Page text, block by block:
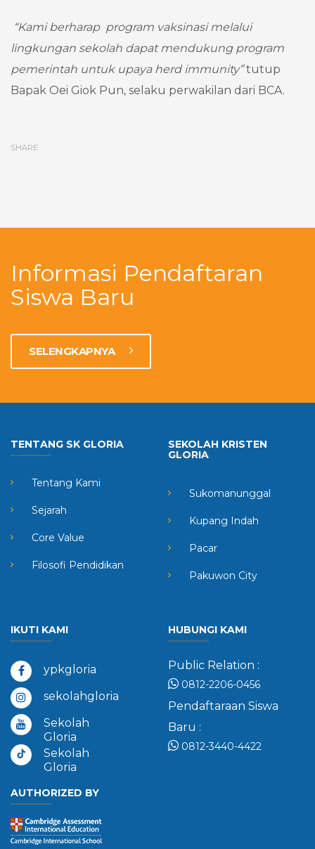
“Kami berharap program vaksinasi melalui
lingkungan sekolah dapat mendukung program
pemerintah untuk upaya herd immunity”tutup
Bapak Oei Giok Pun, selaku perwakilan dari BCA.
SHARE
Informasi Pendaftaran
Siswa Baru
SELENGKAPNYA
TENTANG SK GLORIA
Tentang Kami
Sejarah
Core Value
Filosofi Pendidikan
SEKOLAH KRISTEN
GLORIA
Sukomanunggal
Kupang Indah
Pacar
Pakuwon City
IKUTI KAMI
ypkgloria
sekolahgloria
Sekolah
Gloria
Sekolah
Gloria
HUBUNGI KAMI
Public Relation :
0812-2206-0456
Pendaftaraan Siswa
Baru :
0812-3440-4422
AUTHORIZED BY